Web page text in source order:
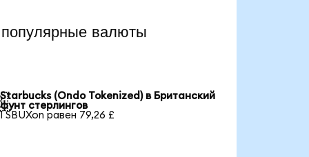
валюты
Starbucks (Ondo Tokenized) в Британский
фунт стерлингов
1 SBUXon равен 79,26 £